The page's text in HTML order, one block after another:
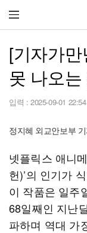
[기자가만
못 나오
입력 : 2025-09-01 22:54
정지혜 외교안보부
넷플릭스 애니
헌)’의 인기가
이 작품은 일주
68일째인 지난
파하며 역대 가